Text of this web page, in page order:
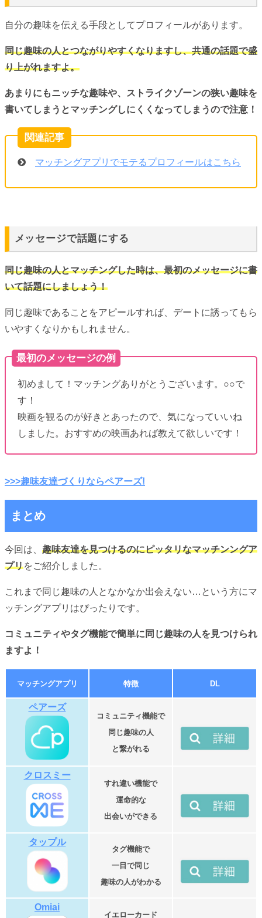
自分の趣味を伝える手段としてプロフィールがあります。
同じ趣味の人とつながりやすくなりますし、共通の話題で盛
り上がれますよ。
あまりにもニッチな趣味や、ストライクゾーンの狭い趣味を
書いてしまうとマッチングしにくくなってしまうので注意！
マッチングアプリでモテるプロフィールはこちら
メッセージで話題にする
同じ趣味の人とマッチングした時は、最初のメッセージに書
いて話題にしましょう！
同じ趣味であることをアピールすれば、デートに誘ってもら
いやすくなりかもしれません。
最初のメッセージの例
初めまして！マッチングありがとうございます。○○で
す！
映画を観るのが好きとあったので、気になっていいね
しました。おすすめの映画あれば教えて欲しいです！
>>>趣味友達づくりならペアーズ!
まとめ
今回は、 趣味友達を見つけるのにピッタリなマッチンングア
プリをご紹介しました。
これまで同じ趣味の人となかなか出会えない…という方にマ
ッチングアプリはぴったりです。
コミュニティやタグ機能で簡単に同じ趣味の人を見つけられ
ますよ！
マッチングアプリ 特徴 DL
ペアーズ
コミュニティ機能で
同じ趣味の人
と繋がれる
クロスミー
すれ違い機能で
運命的な
出会いができる
タップル
タグ機能で
一目で同じ
趣味の人がわかる
Omiai
イエローカード